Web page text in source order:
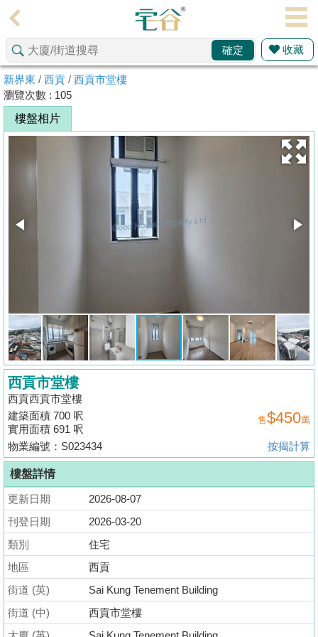
理
主
頁
搵
樓/
放
按
揭
地
產
博
客
地
產
新
聞
數
據
公
佈
置
確定 收藏
新界東 / 西貢 / 西貢市堂樓
瀏覽次數 : 105
樓盤相片
西貢市堂樓
西貢西貢市堂樓
建築面積 700 呎
實用面積 691 呎
售$450萬
物業編號：S023434 按揭計算
樓盤詳情
更新日期
2026-08-07
刊登日期
2026-03-20
類別
住宅
地區
西貢
街道 (英)
Sai Kung Tenement Building
街道 (中)
西貢市堂樓